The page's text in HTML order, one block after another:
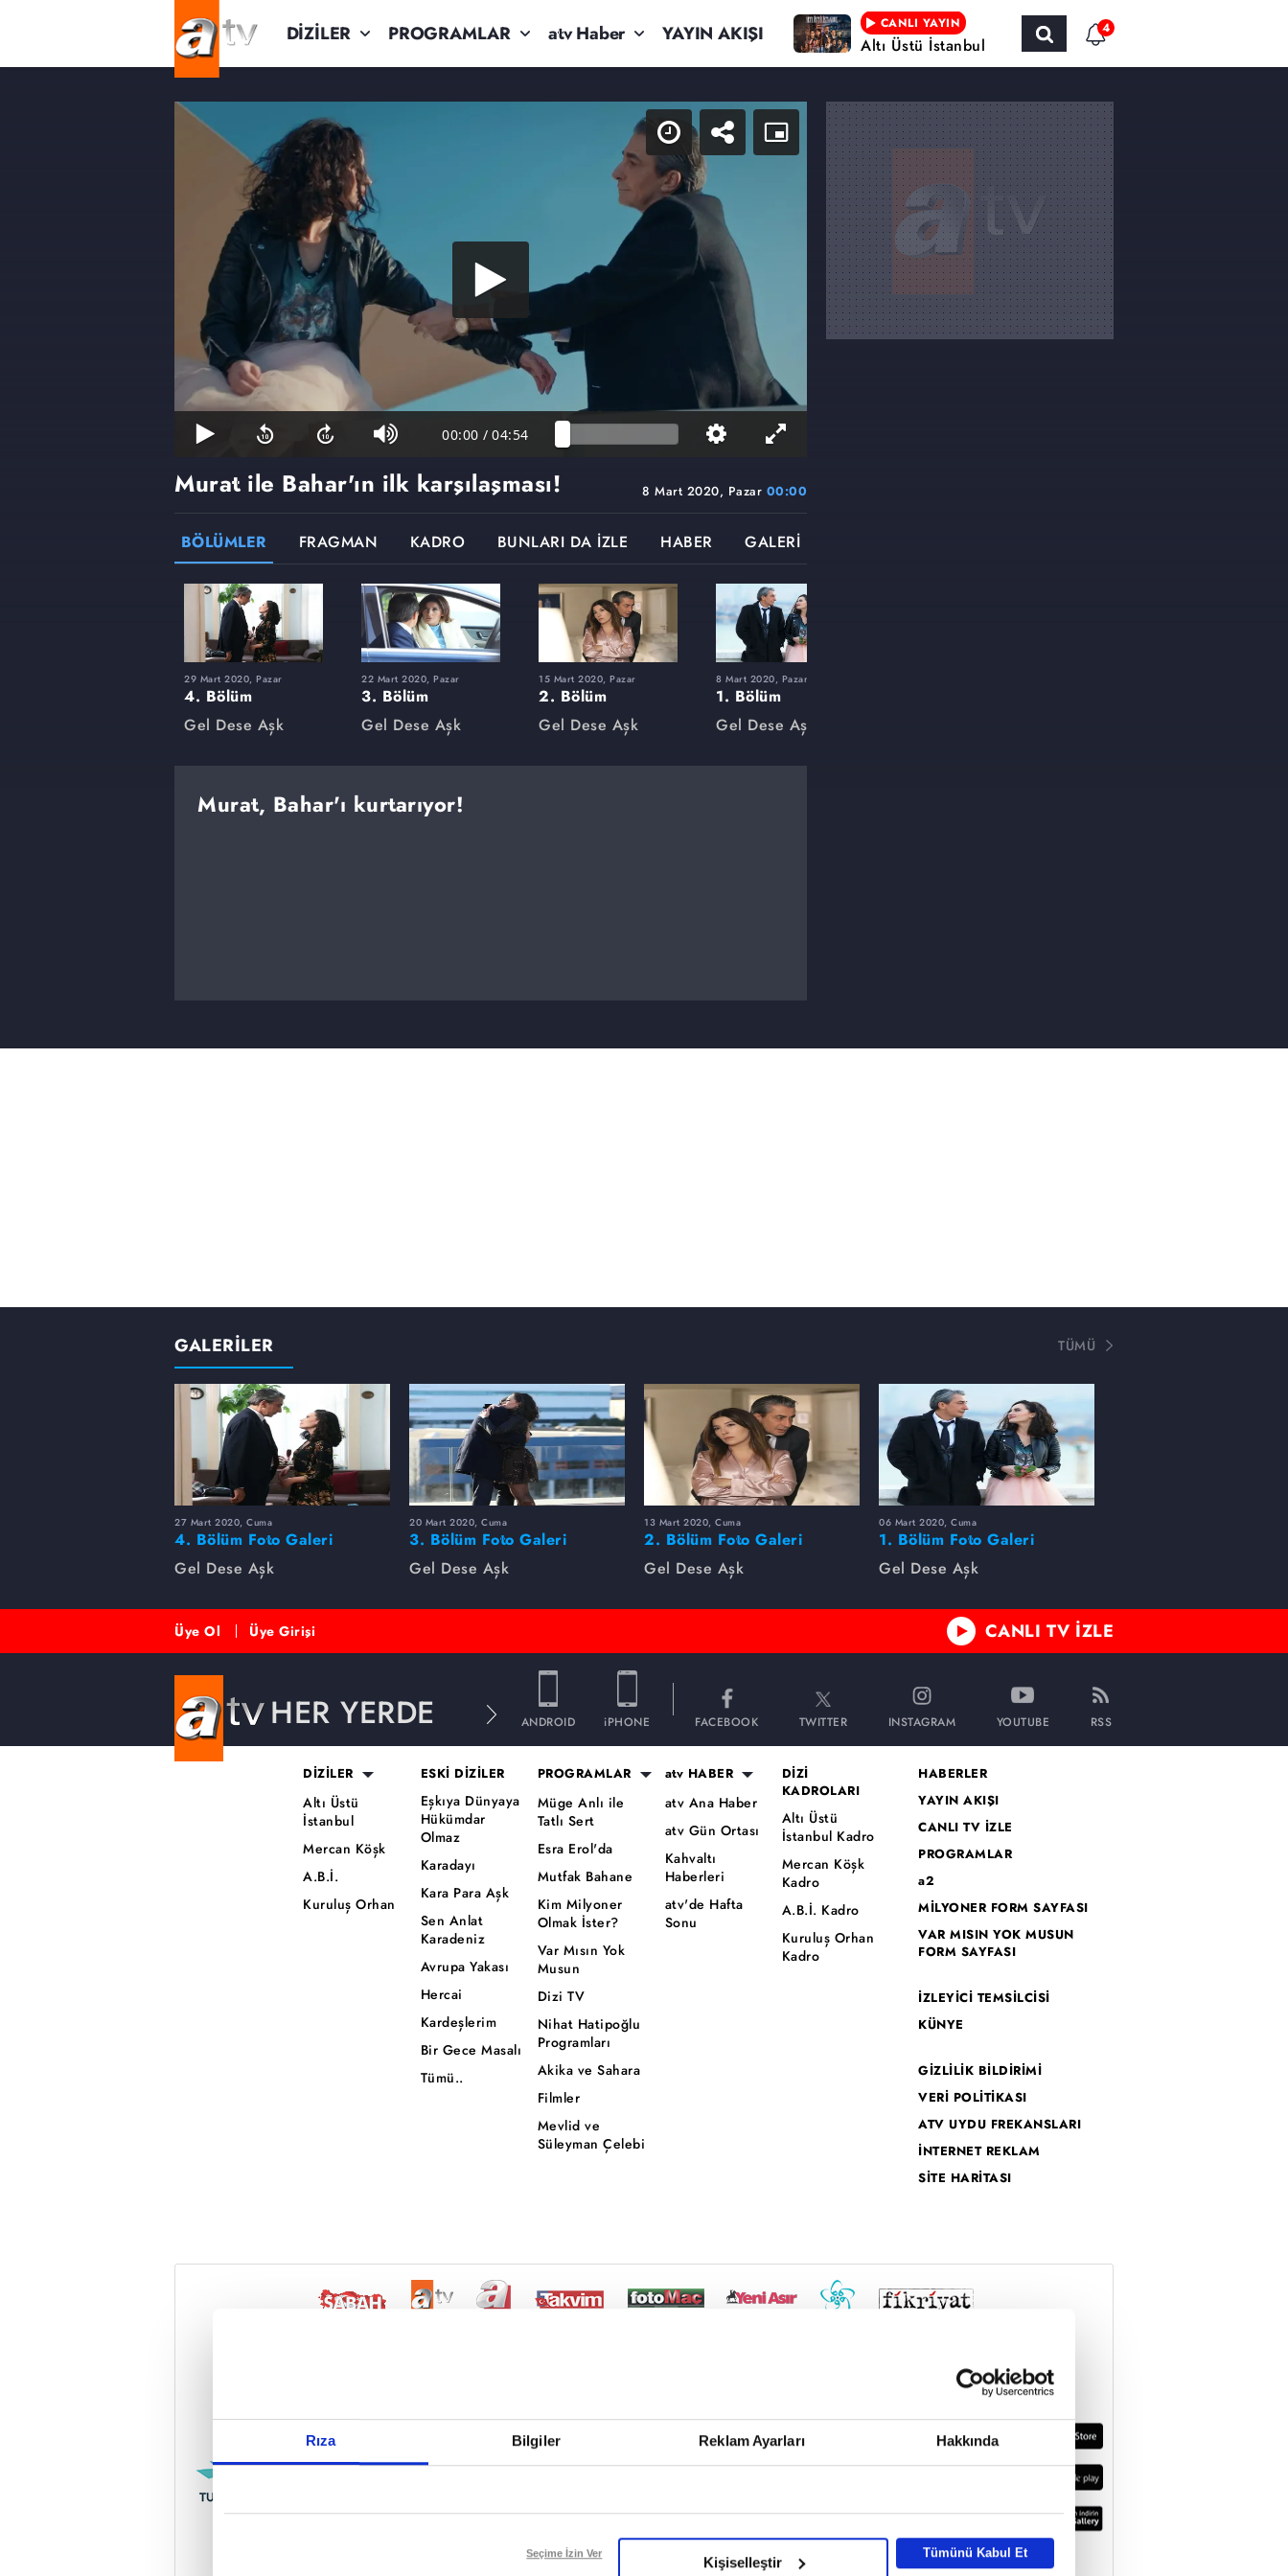
Rıza Bilgiler Reklam Ayarları Hakkında
Reddet
Seçime İzin Ver
Kişiselleştir
Tümünü Kabul Et
DİZİLER PROGRAMLAR atv Haber YAYIN AKIŞI CANLI YAYIN
Altı Üstü İstanbul
4
00:00 / 04:54
8 Mart 2020, Pazar 00:00
Murat ile Bahar'ın ilk karşılaşması!
BÖLÜMLER FRAGMAN KADRO BUNLARI DA İZLE HABER GALERİ
29 Mart 2020, Pazar
4. Bölüm
Gel Dese Aşk
22 Mart 2020, Pazar
3. Bölüm
Gel Dese Aşk
15 Mart 2020, Pazar
2. Bölüm
Gel Dese Aşk
8 Mart 2020, Pazar
1. Bölüm
Gel Dese Aşk
Murat, Bahar'ı kurtarıyor!
GALERİLER TÜMÜ
27 Mart 2020, Cuma
4. Bölüm Foto Galeri
Gel Dese Aşk
20 Mart 2020, Cuma
3. Bölüm Foto Galeri
Gel Dese Aşk
13 Mart 2020, Cuma
2. Bölüm Foto Galeri
Gel Dese Aşk
06 Mart 2020, Cuma
1. Bölüm Foto Galeri
Gel Dese Aşk
Üye Ol Üye Girişi CANLI TV İZLE
HER YERDE ANDROID iPHONE FACEBOOK TWITTER INSTAGRAM YOUTUBE RSS
DİZİLER
Altı Üstü
İstanbul
Mercan Köşk
A.B.İ.
Kuruluş Orhan
ESKİ DİZİLER
Eşkıya Dünyaya
Hükümdar
Olmaz
Karadayı
Kara Para Aşk
Sen Anlat
Karadeniz
Avrupa Yakası
Hercai
Kardeşlerim
Bir Gece Masalı
Tümü..
PROGRAMLAR
Müge Anlı ile
Tatlı Sert
Esra Erol'da
Mutfak Bahane
Kim Milyoner
Olmak İster?
Var Mısın Yok
Musun
Dizi TV
Nihat Hatipoğlu
Programları
Akika ve Sahara
Filmler
Mevlid ve
Süleyman Çelebi
atv HABER
atv Ana Haber
atv Gün Ortası
Kahvaltı
Haberleri
atv'de Hafta
Sonu
DİZİ
KADROLARI
Altı Üstü
İstanbul Kadro
Mercan Köşk
Kadro
A.B.İ. Kadro
Kuruluş Orhan
Kadro
HABERLER
YAYIN AKIŞI
CANLI TV İZLE
PROGRAMLAR
a2
MİLYONER FORM SAYFASI
VAR MISIN YOK MUSUN
FORM SAYFASI
İZLEYİCİ TEMSİLCİSİ
KÜNYE
GİZLİLİK BİLDİRİMİ
VERİ POLİTİKASI
ATV UYDU FREKANSLARI
İNTERNET REKLAM
SİTE HARİTASI